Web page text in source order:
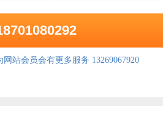
网站会员会有更多服务 13269067920